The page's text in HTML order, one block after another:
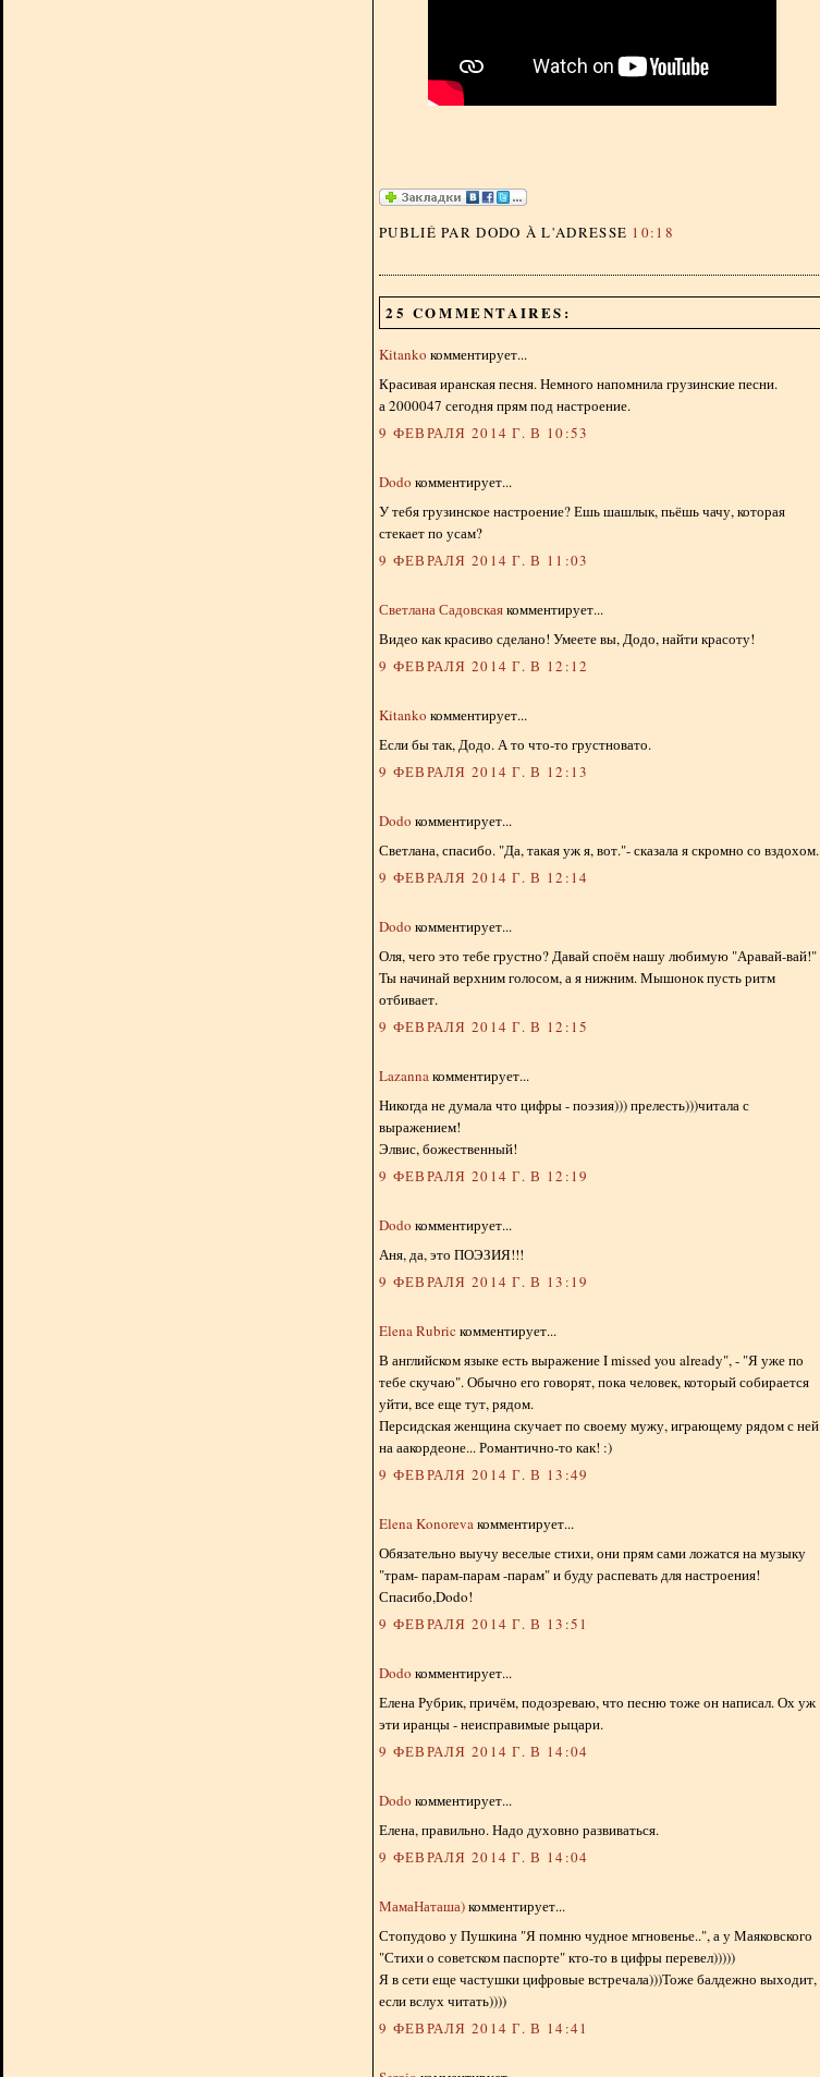
PUBLIÉ PAR DODO À L'ADRESSE 10:18
25 COMMENTAIRES:
Kitanko комментирует...
Красивая иранская песня. Немного напомнила грузинские песни.
а 2000047 сегодня прям под настроение.
9 ФЕВРАЛЯ 2014 Г. В 10:53
Dodo комментирует...
У тебя грузинское настроение? Ешь шашлык, пьёшь чачу, которая
стекает по усам?
9 ФЕВРАЛЯ 2014 Г. В 11:03
Светлана Садовскаякомментирует...
Видео как красиво сделано! Умеете вы, Додо, найти красоту!
9 ФЕВРАЛЯ 2014 Г. В 12:12
Kitanko комментирует...
Если бы так, Додо. А то что-то грустновато.
9 ФЕВРАЛЯ 2014 Г. В 12:13
Dodo комментирует...
Светлана, спасибо. "Да, такая уж я, вот."- сказала я скромно со вздохом.
9 ФЕВРАЛЯ 2014 Г. В 12:14
Dodo комментирует...
Оля, чего это тебе грустно? Давай споём нашу любимую "Аравай-вай!"
Ты начинай верхним голосом, а я нижним. Мышонок пусть ритм
отбивает.
9 ФЕВРАЛЯ 2014 Г. В 12:15
Lazannaкомментирует...
Никогда не думала что цифры - поэзия))) прелесть)))читала с
выражением!
Элвис, божественный!
9 ФЕВРАЛЯ 2014 Г. В 12:19
Dodo комментирует...
Аня, да, это ПОЭЗИЯ!!!
9 ФЕВРАЛЯ 2014 Г. В 13:19
Elena Rubric комментирует...
В английском языке есть выражение I missed you already", - "Я уже по
тебе скучаю". Обычно его говорят, пока человек, который собирается
уйти, все еще тут, рядом.
Персидская женщина скучает по своему мужу, играющему рядом с ней
на аакордеоне... Романтично-то как! :)
9 ФЕВРАЛЯ 2014 Г. В 13:49
Elena Konorevaкомментирует...
Обязательно выучу веселые стихи, они прям сами ложатся на музыку
"трам- парам-парам -парам" и буду распевать для настроения!
Спасибо,Dodo!
9 ФЕВРАЛЯ 2014 Г. В 13:51
Dodo комментирует...
Елена Рубрик, причём, подозреваю, что песню тоже он написал. Ох уж
эти иранцы - неисправимые рыцари.
9 ФЕВРАЛЯ 2014 Г. В 14:04
Dodo комментирует...
Елена, правильно. Надо духовно развиваться.
9 ФЕВРАЛЯ 2014 Г. В 14:04
МамаНаташа)комментирует...
Стопудово у Пушкина "Я помню чудное мгновенье..", а у Маяковского
"Стихи о советском паспорте" кто-то в цифры перевел)))))
Я в сети еще частушки цифровые встречала)))Тоже балдежно выходит,
если вслух читать))))
9 ФЕВРАЛЯ 2014 Г. В 14:41